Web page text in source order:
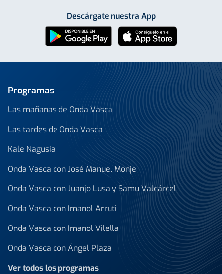
Descárgate nuestra App
Programas
Las mañanas de Onda Vasca
Las tardes de Onda Vasca
Kale Nagusia
Onda Vasca con José Manuel Monje
Onda Vasca con Juanjo Lusa y Samu Valcárcel
Onda Vasca con Imanol Arruti
Onda Vasca con Imanol Vilella
Onda Vasca con Ángel Plaza
Ver todos los programas